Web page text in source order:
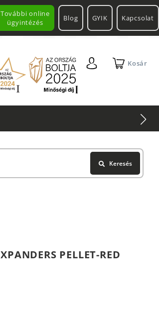
További online
ügyintézés
Blog GYIK Kapcsolat
Kosár
Keresés
PELLET-RED